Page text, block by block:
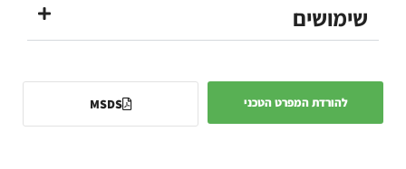
שימושים
להורדת המפרט הטכני MSDS